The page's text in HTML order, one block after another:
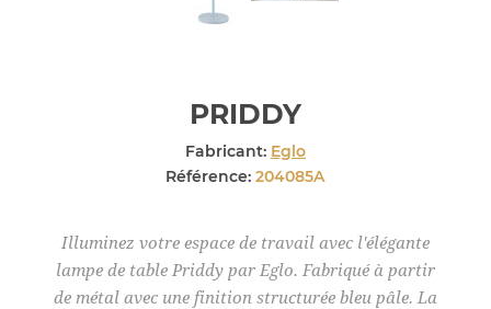
PRIDDY
Fabricant: Eglo
Référence: 204085A
Illuminez votre espace de travail avec l'élégante
lampe de table Priddy par Eglo. Fabriqué à partir
de métal avec une finition structurée bleu pâle. La